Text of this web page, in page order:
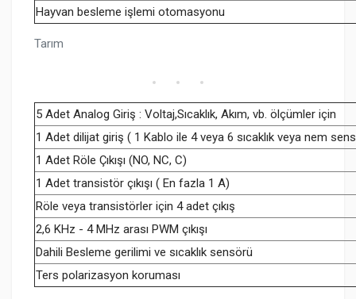
Tarım
Hayvan besleme işlemi otomasyonu
5 Adet Analog Giriş : Voltaj,Sıcaklık, Akım, vb. ölçümler için
1 Adet dilijat giriş ( 1 Kablo ile 4 veya 6 sıcaklık veya nem
1 Adet Röle Çıkışı (NO, NC, C)
1 Adet transistör çıkışı ( En fazla 1 A)
Röle veya transistörler için 4 adet çıkış
2,6 KHz - 4 MHz arası PWM çıkışı
Dahili Besleme gerilimi ve sıcaklık sensörü
Ters polarizasyon koruması